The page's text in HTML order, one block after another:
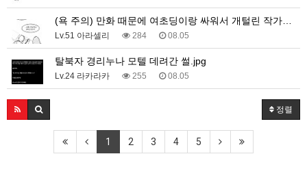
(욕 주의) 만화 때문에 여초딩이랑 싸워서 개털린 작가…
Lv.51 아라셀리 284 08.05
탈북자 경리누나 모텔 데려간 썰.jpg
Lv.24 라카라카 255 08.05
정렬
1 2 3 4 5